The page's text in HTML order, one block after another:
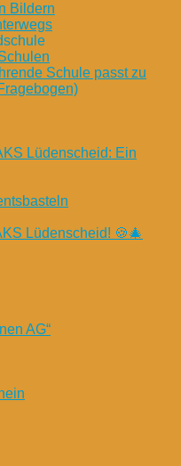
Bildern
Schule passt zu
Lüdenscheid: Ein
Lüdenscheid! 🍪🎄
AG“